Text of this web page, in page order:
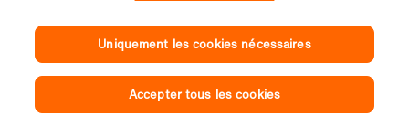
Uniquement les cookies nécessaires
Accepter tous les cookies